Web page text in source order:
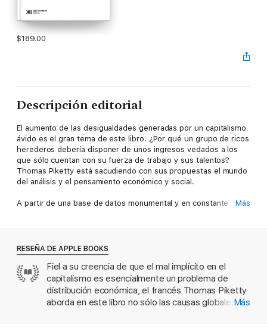
$189.00
Descripción editorial
El aumento de las desigualdades generadas por un capitalismo
ávido es el gran tema de este libro. ¿Por qué un grupo de ricos
herederos debería disponer de unos ingresos vedados a los
que sólo cuentan con su fuerza de trabajo y sus talentos?
Thomas Piketty está sacudiendo con sus propuestas el mundo
del análisis y el pensamiento económico y social.
A partir de una base de datos monumental y en constante
últimas tres décadas a causa de diferentes reformas
impositivas que aliviaron las cargas tributarias sobre los
sectores más ricos de la sociedad. Analiza las brechas en la
apropiación del excedente entre capitalistas y trabajadores, las
diferencias históricas y entre países, las particularidades de la
profunda inequidad en el mundo del trabajo y los efectos de las
Más
RESEÑA DE APPLE BOOKS
Fiel a su creencia de que el mal implícito en el
capitalismo es esencialmente un problema de
distribución económica, el francés Thomas Piketty
aborda en este libro no sólo las causas globales yMás